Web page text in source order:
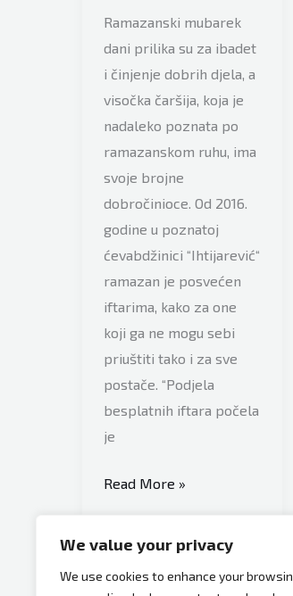
We value your privacy
We use cookies to enhance your
Ramazanski mubarek
dani prilika su za ibadet
i činjenje dobrih djela, a
visočka čaršija, koja je
nadaleko poznata po
ramazanskom ruhu, ima
svoje brojne
dobročinioce. Od 2016.
godine u poznatoj
ćevabdžinici “Ihtijarević“
ramazan je posvećen
iftarima, kako za one
koji ga ne mogu sebi
priuštiti tako i za sve
postače. “Podjela
besplatnih iftara počela
je
Gest
primjer,
uključeni
Read More »